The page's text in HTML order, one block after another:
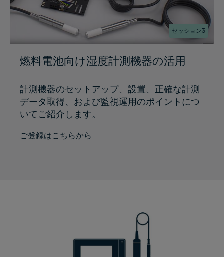
セッション3
燃料電池向け湿度計測機器の活用
計測機器のセットアップ、設置、正確な計測
データ取得、および監視運用のポイントにつ
いてご紹介します。
ご登録はこちらから